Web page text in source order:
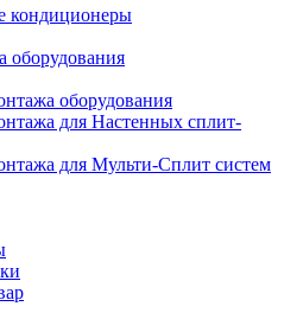
кондиционеры
оборудования
оборудования
для Настенных сплит-
для Мульти-Сплит систем